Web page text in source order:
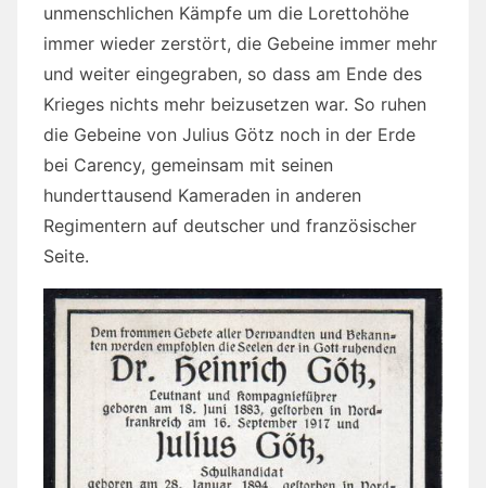
unmenschlichen Kämpfe um die Lorettohöhe
immer wieder zerstört, die Gebeine immer mehr
und weiter eingegraben, so dass am Ende des
Krieges nichts mehr beizusetzen war. So ruhen
die Gebeine von Julius Götz noch in der Erde
bei Carency, gemeinsam mit seinen
hunderttausend Kameraden in anderen
Regimentern auf deutscher und französischer
Seite.